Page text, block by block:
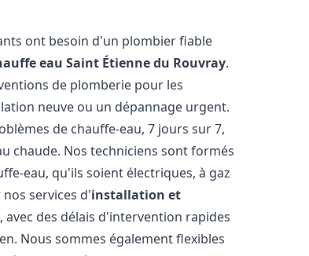
ont besoin d'un plombier fiable
eau Saint Étienne du Rouvray.
de plomberie pour les
neuve ou un dépannage urgent.
de chauffe-eau, 7 jours sur 7,
chaude. Nos techniciens sont formés
eau, qu'ils soient électriques, à gaz
services d'installation et
, avec des délais d'intervention rapides
Nous sommes également flexibles